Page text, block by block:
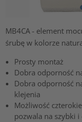
MB4CA - element
śrubę w kolorze
Prosty montaż
Dobra odporność
Dobra odporność
klejenia
Możliwość
pozwala na szybki